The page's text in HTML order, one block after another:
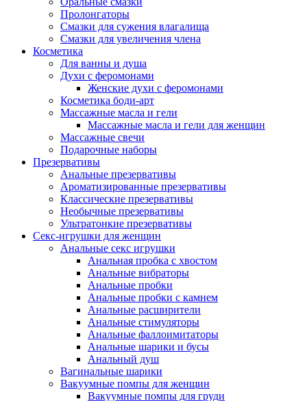
Пролонгаторы
Смазки для сужения влагалища
Смазки для увеличения члена
Косметика
Для ванны и душа
Духи с феромонами
Женские духи с феромонами
Косметика боди-арт
Массажные масла и гели
Массажные масла и гели для женщин
Массажные свечи
Подарочные наборы
Презервативы
Анальные презервативы
Ароматизированные презервативы
Классические презервативы
Необычные презервативы
Ультратонкие презервативы
Секс-игрушки для женщин
Анальные секс игрушки
Анальная пробка с хвостом
Анальные вибраторы
Анальные пробки
Анальные пробки с камнем
Анальные расширители
Анальные стимуляторы
Анальные фаллоимитаторы
Анальные шарики и бусы
Анальный душ
Вагинальные шарики
Вакуумные помпы для женщин
Вакуумные помпы для груди